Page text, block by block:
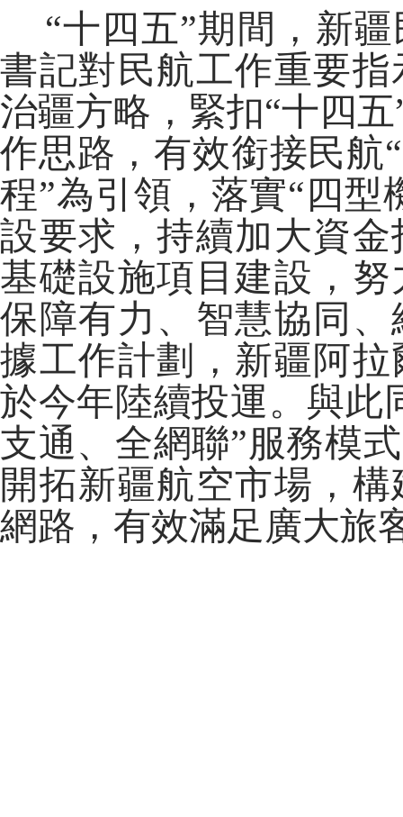
“十四五”期間，新疆
書記對民航工作重要
治疆方略，緊扣“十四
作思路，有效銜接民航
程”為引領，落實“四型
設要求，持續加大資
基礎設施項目建設，
保障有力、智慧協同
據工作計劃，新疆阿
於今年陸續投運。與此
支通、全網聯”服務模
開拓新疆航空市場，
網路，有效滿足廣大旅